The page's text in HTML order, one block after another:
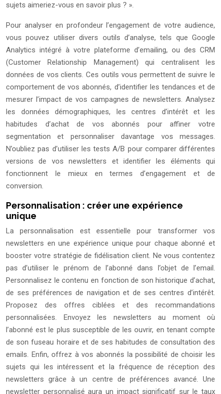
sujets aimeriez-vous en savoir plus ? ».
Pour analyser en profondeur l’engagement de votre audience,
vous pouvez utiliser divers outils d’analyse, tels que Google
Analytics intégré à votre plateforme d’emailing, ou des CRM
(Customer Relationship Management) qui centralisent les
données de vos clients. Ces outils vous permettent de suivre le
comportement de vos abonnés, d’identifier les tendances et de
mesurer l’impact de vos campagnes de newsletters. Analysez
les données démographiques, les centres d’intérêt et les
habitudes d’achat de vos abonnés pour affiner votre
segmentation et personnaliser davantage vos messages.
N’oubliez pas d’utiliser les tests A/B pour comparer différentes
versions de vos newsletters et identifier les éléments qui
fonctionnent le mieux en termes d’engagement et de
conversion.
Personnalisation : créer une expérience
unique
La personnalisation est essentielle pour transformer vos
newsletters en une expérience unique pour chaque abonné et
booster votre stratégie de fidélisation client. Ne vous contentez
pas d’utiliser le prénom de l’abonné dans l’objet de l’email.
Personnalisez le contenu en fonction de son historique d’achat,
de ses préférences de navigation et de ses centres d’intérêt.
Proposez des offres ciblées et des recommandations
personnalisées. Envoyez les newsletters au moment où
l’abonné est le plus susceptible de les ouvrir, en tenant compte
de son fuseau horaire et de ses habitudes de consultation des
emails. Enfin, offrez à vos abonnés la possibilité de choisir les
sujets qui les intéressent et la fréquence de réception des
newsletters grâce à un centre de préférences avancé. Une
newsletter personnalisé aura un impact significatif sur le taux